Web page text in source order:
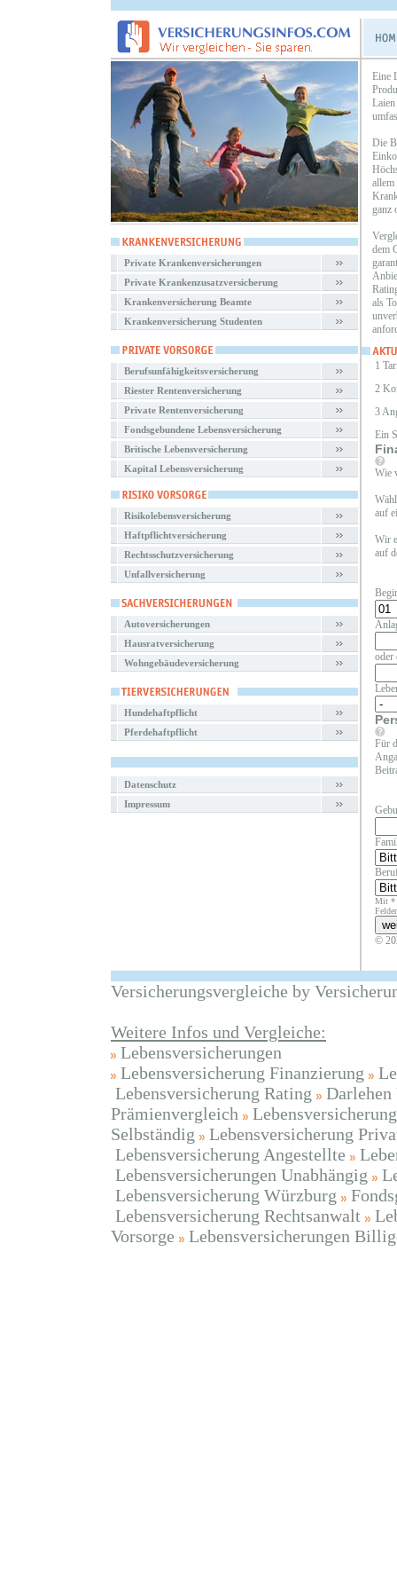
Private Krankenversicherungen
Private Krankenzusatzversicherung
Krankenversicherung Beamte
Krankenversicherung Studenten
Berufsunfähigkeitsversicherung
Riester Rentenversicherung
Private Rentenversicherung
Fondsgebundene Lebensversicherung
Britische Lebensversicherung
Kapital Lebensversicherung
Risikolebensversicherung
Haftpflichtversicherung
Rechtsschutzversicherung
Unfallversicherung
Autoversicherungen
Hausratversicherung
Wohngebäudeversicherung
Hundehaftpflicht
Pferdehaftpflicht
Datenschutz
Impressum
Eine
Die
allem
ganz
dem
als
1
2
3
Ein
Wie
auf
Wir
auf
oder
Für
Mit *
©
Versicherungsvergleiche by
Weitere Infos und Vergleiche:
Lebensversicherungen
Lebensversicherung Finanzierung
Lebensversicherung Rating
Darlehen
Prämienvergleich
Selbständig
Lebensversicherung
Lebensversicherung Angestellte
Lebensversicherungen Unabhängig
Lebensversicherung Würzburg
Lebensversicherung Rechtsanwalt
Vorsorge
Lebensversicherungen